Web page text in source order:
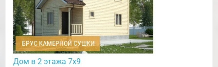
БРУС КАМЕРНОЙ СУШКИ
Дом в 2 этажа 7х9